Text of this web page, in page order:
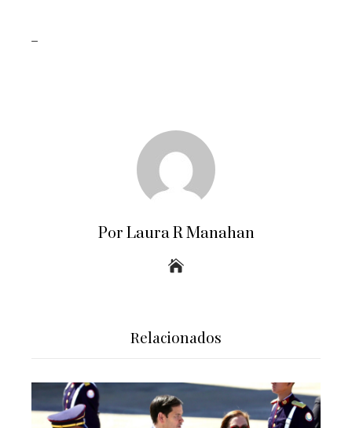
Por Laura R Manahan
Relacionados